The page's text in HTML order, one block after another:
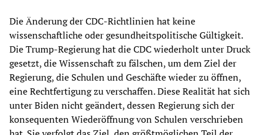
Die Änderung der CDC-Richtlinien hat keine
wissenschaftliche oder gesundheitspolitische Gültigkeit.
Die Trump-Regierung hat die CDC wiederholt unter Druck
gesetzt, die Wissenschaft zu fälschen, um dem Ziel der
Regierung, die Schulen und Geschäfte wieder zu öffnen,
eine Rechtfertigung zu verschaffen. Diese Realität hat sich
unter Biden nicht geändert, dessen Regierung sich der
konsequenten Wiederöffnung von Schulen verschrieben